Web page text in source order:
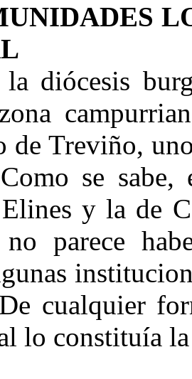
diócesis
de Treviño,
se
y la de
no parece
cualquier
lo constituía